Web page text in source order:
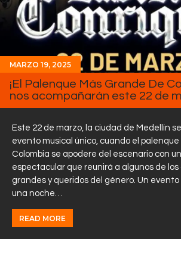
MARZO 19, 2025
¡El Palenque Más Grande De
nos acompañarán este 22 de
Este 22 de marzo, la ciudad de Medellín
evento musical único, cuando el
Colombia se apodere del escenario con
espectacular que reunirá a algunos de
grandes y queridos del género. Un
una noche…
READ MORE